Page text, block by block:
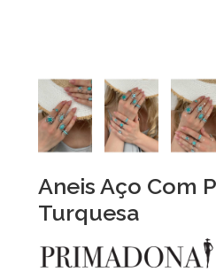
Aneis Aço Com
Turquesa